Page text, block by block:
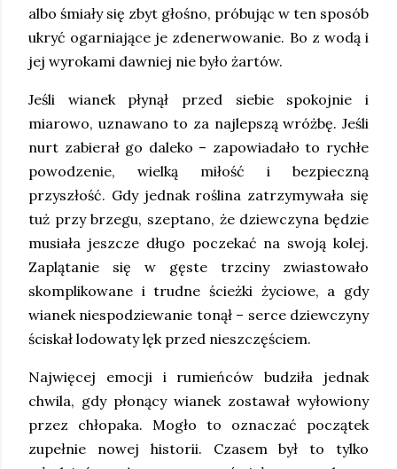
albo śmiały się zbyt głośno, próbując w ten sposób
ukryć ogarniające je zdenerwowanie. Bo z wodą i
jej wyrokami dawniej nie było żartów.
Jeśli wianek płynął przed siebie spokojnie i
miarowo, uznawano to za najlepszą wróżbę. Jeśli
nurt zabierał go daleko – zapowiadało to rychłe
powodzenie, wielką miłość i bezpieczną
przyszłość. Gdy jednak roślina zatrzymywała się
tuż przy brzegu, szeptano, że dziewczyna będzie
musiała jeszcze długo poczekać na swoją kolej.
Zaplątanie się w gęste trzciny zwiastowało
skomplikowane i trudne ścieżki życiowe, a gdy
wianek niespodziewanie tonął – serce dziewczyny
ściskał lodowaty lęk przed nieszczęściem.
Najwięcej emocji i rumieńców budziła jednak
chwila, gdy płonący wianek zostawał wyłowiony
przez chłopaka. Mogło to oznaczać początek
zupełnie nowej historii. Czasem był to tylko